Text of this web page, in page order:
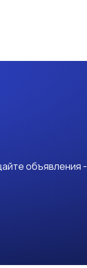
объявления -